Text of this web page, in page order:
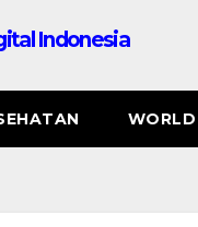
Indonesia
WORLD